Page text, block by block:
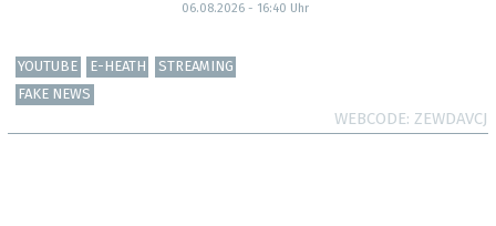
06.08.2026 - 16:40 Uhr
YOUTUBE E-HEATH
STREAMING
FAKE NEWS
WEBCODE ZEWDAVCJ